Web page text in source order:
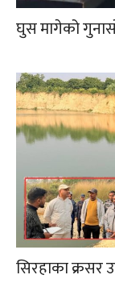
घुस मागेको
सिरहाका क्रसर